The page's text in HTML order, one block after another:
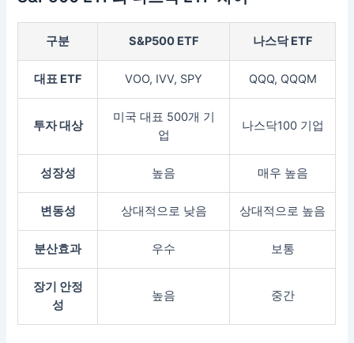
구분 S&P500 ETF 나스닥 ETF
대표 ETF VOO, IVV, SPY QQQ, QQQM
투자 대상
미국 대표 500개 기
업
나스닥100 기업
성장성 높음 매우 높음
변동성 상대적으로 낮음 상대적으로 높음
분산효과 우수 보통
장기 안정
성
높음 중간